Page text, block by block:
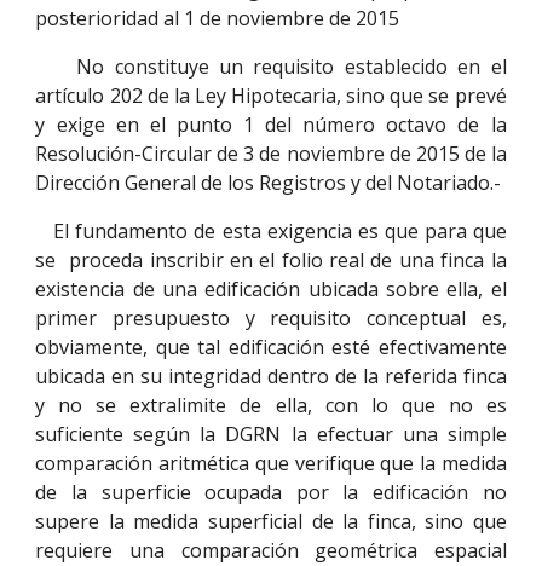
posterioridad al 1 de noviembre de 2015
No constituye un requisito establecido en el
artículo 202 de la Ley Hipotecaria, sino que se prevé
y exige en el punto 1 del número octavo de la
Resolución-Circular de 3 de noviembre de 2015 de la
Dirección General de los Registros y del Notariado.-
El fundamento de esta exigencia es que para que
se proceda inscribir en el folio real de una finca la
existencia de una edificación ubicada sobre ella, el
primer presupuesto y requisito conceptual es,
obviamente, que tal edificación esté efectivamente
ubicada en su integridad dentro de la referida finca
y no se extralimite de ella, con lo que no es
suficiente según la DGRN la efectuar una simple
comparación aritmética que verifique que la medida
de la superficie ocupada por la edificación no
supere la medida superficial de la finca, sino que
requiere una comparación geométrica espacial